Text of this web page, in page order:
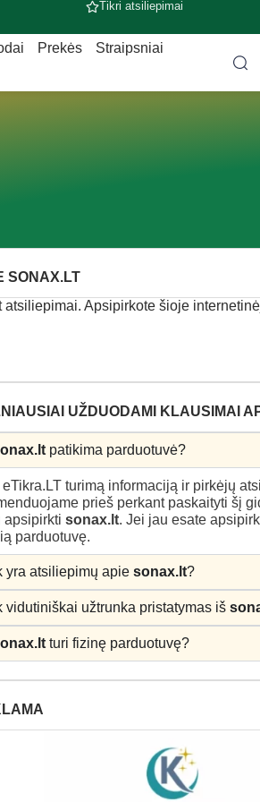
Tikri atsiliepimai
Prekės Straipsniai
SONAX.LT
atsiliepimai. Apsipirkote šioje
UŽDUODAMI KLAUSIMAI
patikima parduotuvė?
eTikra.LT turimą informaciją ir pirkėjų
prieš perkant paskaityti šį
apsipirkti sonax.lt. Jei jau esate
parduotuvę.
yra atsiliepimų apiesonax.lt?
vidutiniškai užtrunka pristatymas iš
turi fizinę parduotuvę?